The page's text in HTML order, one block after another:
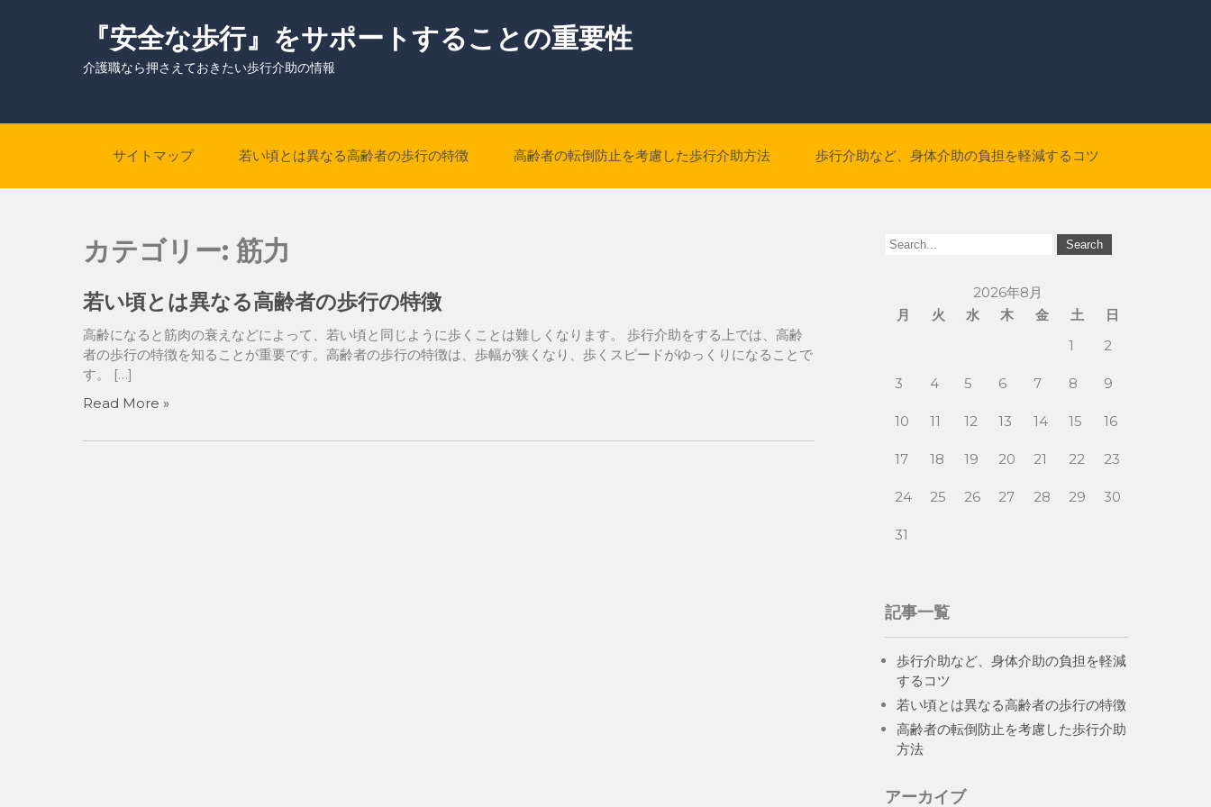
『安全な歩行』をサポートすることの重要性
介護職なら押さえておきたい歩行介助の情報
サイトマップ 若い頃とは異なる高齢者の歩行の特徴 高齢者の転倒防止を考慮した歩行介助方法 歩行介助など、身体介助の負担を軽減するコツ
カテゴリー: 筋力
若い頃とは異なる高齢者の歩行の特徴
高齢になると筋肉の衰えなどによって、若い頃と同じように歩くことは難しくなります。 歩行介助をする上では、高齢
者の歩行の特徴を知ることが重要です。高齢者の歩行の特徴は、歩幅が狭くなり、歩くスピードがゆっくりになることで
す。 […]
Read More »
2026年8月
月
火 水 木 金 土
日
1
2
3 4 5 6 7 8 9
10 11 12 13 14 15 16
17 18 19 20 21 22 23
24 25 26 27 28 29 30
31
記事一覧
歩行介助など、身体介助の負担を軽減
するコツ
若い頃とは異なる高齢者の歩行の特徴
高齢者の転倒防止を考慮した歩行介助
方法
アーカイブ